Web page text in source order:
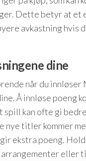
Dette betyr at et
avkastning hvis
dine
når du innløser
Å innløse poeng
spill kan ofte gi
nye titler kommer
ekstra poeng.
eller